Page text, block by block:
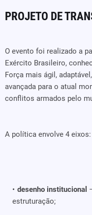
PROJETO DE
O evento foi realizado a
Exército Brasileiro,
Força mais ágil,
avançada para o atual
conflitos armados pelo
A política envolve 4 eixos:
desenho institucional
estruturação;